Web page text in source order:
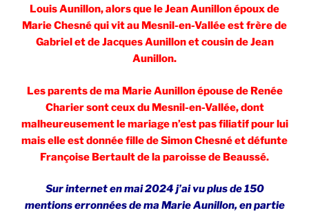
Louis Aunillon, alors que le Jean Aunillon époux de
Marie Chesné qui vit au Mesnil-en-Vallée est frère de
Gabriel et de Jacques Aunillon et cousin de Jean
Aunillon.
Les parents de ma Marie Aunillon épouse de Renée
Charier sont ceux du Mesnil-en-Vallée, dont
malheureusement le mariage n’est pas filiatif pour lui
mais elle est donnée fille de Simon Chesné et défunte
Françoise Bertault de la paroisse de Beaussé.
Sur internet en mai 2024 j’ai vu plus de 150
mentions erronnées de ma Marie Aunillon, en partie